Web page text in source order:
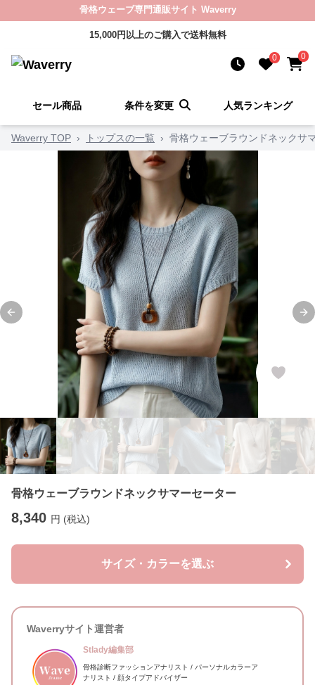
骨格ウェーブ専門通販サイト Waverry
15,000円以上のご購入で送料無料
0 0
セール商品 条件を変更 人気ランキング
Waverry TOP › トップスの一覧 › 骨格ウェーブラウンドネックサ
Previous slide
骨格ウェーブラウンドネックサマーセーター
8,340 円 (税込)
サイズ・カラーを選ぶ
Waverryサイト運営者
Stlady編集部
骨格診断ファッションアナリスト / パーソナルカラーア
ナリスト / 顔タイプアドバイザー